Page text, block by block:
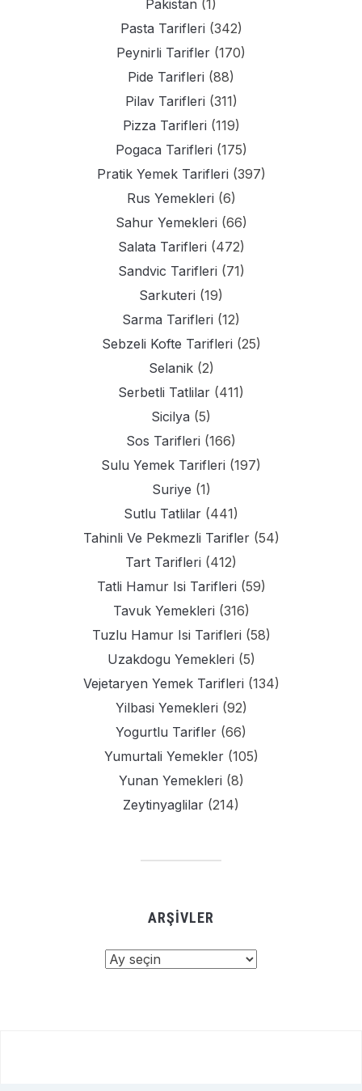
Pakistan (1)
Pasta Tarifleri (342)
Peynirli Tarifler (170)
Pide Tarifleri (88)
Pilav Tarifleri (311)
Pizza Tarifleri (119)
Pogaca Tarifleri (175)
Pratik Yemek Tarifleri (397)
Rus Yemekleri (6)
Sahur Yemekleri (66)
Salata Tarifleri (472)
Sandvic Tarifleri (71)
Sarkuteri (19)
Sarma Tarifleri (12)
Sebzeli Kofte Tarifleri (25)
Selanik(2)
Serbetli Tatlilar (411)
Sicilya (5)
Sos Tarifleri (166)
Sulu Yemek Tarifleri (197)
Suriye (1)
Sutlu Tatlilar (441)
Tahinli Ve Pekmezli Tarifler(54)
Tart Tarifleri (412)
Tatli Hamur Isi Tarifleri (59)
Tavuk Yemekleri (316)
Tuzlu Hamur Isi Tarifleri (58)
Uzakdogu Yemekleri (5)
Vejetaryen Yemek Tarifleri (134)
Yilbasi Yemekleri (92)
Yogurtlu Tarifler (66)
Yumurtali Yemekler(105)
Yunan Yemekleri (8)
Zeytinyaglilar (214)
ARŞIVLER